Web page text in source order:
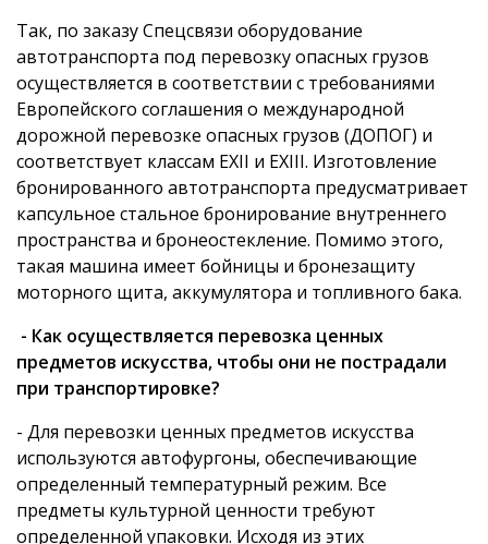
Так, по заказу Спецсвязи оборудование
автотранспорта под перевозку опасных грузов
осуществляется в соответствии с требованиями
Европейского соглашения о международной
дорожной перевозке опасных грузов (ДОПОГ) и
соответствует классам ЕХII и ЕХIII. Изготовление
бронированного автотранспорта предусматривает
капсульное стальное бронирование внутреннего
пространства и бронеостекление. Помимо этого,
такая машина имеет бойницы и бронезащиту
моторного щита, аккумулятора и топливного бака.
- Как осуществляется перевозка ценных
предметов искусства, чтобы они не пострадали
при транспортировке?
- Для перевозки ценных предметов искусства
используются автофургоны, обеспечивающие
определенный температурный режим. Все
предметы культурной ценности требуют
определенной упаковки. Исходя из этих